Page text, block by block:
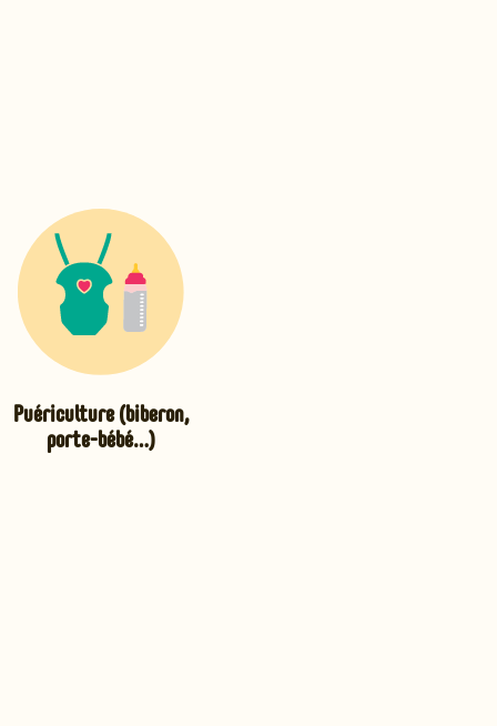
Puériculture (biberon,
porte-bébé…)